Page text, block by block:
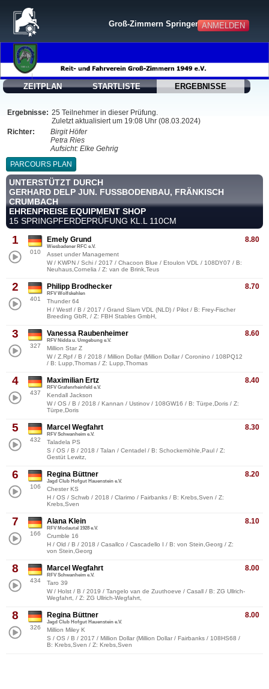
ANMELDEN
Groß-Zimmern Springen
ZEITPLAN STARTLISTE ERGEBNISSE
Ergebnisse: 25 Teilnehmer in dieser Prüfung.
Zuletzt aktualisiert um 19:08 Uhr (08.03.2024)
Richter:
Birgit Höfer
Petra Ries
Aufsicht: Elke Gehrig
PARCOURS PLAN
UNTERSTÜTZT DURCH
GERHARD DELP JUN. FUSSBODENBAU, FRÄNKISCH C
RUMBACH
EHRENPREISE EQUIPMENT SHOP
15 SPRINGPFERDEPRÜFUNG KL.L 110CM
1
010
8.80
Emely Grund
Wiesbadener RFC e.V.
Asset under Management
W / KWPN / Schi / 2017 / Chacoon Blue / Etoulon VDL / 108DY07 / B:
Neuhaus,Cornelia / Z: van de Brink,Teus
2
401
8.70
Philipp Brodhecker
RFV Wolfskehlen
Thunder 64
H / Westf / B / 2017 / Grand Slam VDL (NLD) / Pilot / B: Frey-Fischer
Breeding GbR, / Z: FBH Stables GmbH,
3
327
8.60
Vanessa Raubenheimer
RFV Nidda u. Umgebung e.V.
Million Star Z
W / Z.Rpf / B / 2018 / Million Dollar (Million Dollar / Coronino / 108PQ12
/ B: Lupp,Thomas / Z: Lupp,Thomas
4
437
8.40
Maximilian Ertz
RFV Grafenrheinfeld e.V.
Kendall Jackson
W / OS / B / 2018 / Kannan / Ustinov / 108GW16 / B: Türpe,Doris / Z:
Türpe,Doris
5
432
8.30
Marcel Wegfahrt
RFV Schwanheim e.V.
Taladela PS
S / OS / B / 2018 / Talan / Centadel / B: Schockemöhle,Paul / Z:
Gestüt Lewitz,
6
106
8.20
Regina Büttner
Jagd Club Hofgut Hauenstein e.V.
Chester KS
H / OS / Schwb / 2018 / Clarimo / Fairbanks / B: Krebs,Sven / Z:
Krebs,Sven
7
166
8.10
Alana Klein
RFV Modautal 1928 e.V.
Crumble 16
H / Old / B / 2018 / Casallco / Cascadello I / B: von Stein,Georg / Z:
von Stein,Georg
8
434
8.00
Marcel Wegfahrt
RFV Schwanheim e.V.
Taro 39
W / Holst / B / 2019 / Tangelo van de Zuuthoeve / Casall / B: ZG Ullrich-
Wegfahrt, / Z: ZG Ullrich-Wegfahrt,
8
326
8.00
Regina Büttner
Jagd Club Hofgut Hauenstein e.V.
Million Miley K
S / OS / B / 2017 / Million Dollar (Million Dollar / Fairbanks / 108HS68 /
B: Krebs,Sven / Z: Krebs,Sven